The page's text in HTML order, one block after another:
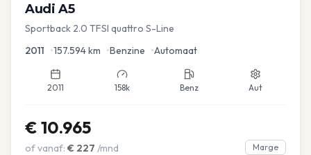
Audi A5
Sportback 2.0 TFSI quattro S-Line
2011 •157.594km •Benzine •Automaat
2011 158k Benz Aut
€ 10.965
of vanaf: € 227 /mnd Marge